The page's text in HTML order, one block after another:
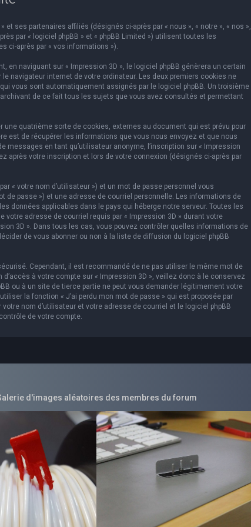
ses partenaires affiliés (désignés ci-après par « nous », « notre », « nos »,
par « logiciel phpBB » et « phpBB Limited ») utilisent toutes les
ci-après par « vos informations »).
naviguant sur « Impression 3D », le logiciel phpBB génèrera un certain
navigateur internet de votre ordinateur. Les deux premiers cookies ne
vous sont automatiquement assignés par le logiciel phpBB. Un troisième
de ce fait tous les sujets que vous avez consultés et permettant
quatrième sorte de cookies, externes au document qui est prévu pour
est de récupérer les informations que vous nous envoyez et que nous
en tant qu’utilisateur anonyme, l’inscription sur « Impression
après votre inscription et lors de votre connexion (désignés ci-après par
« votre nom d’utilisateur ») et un mot de passe personnel vous
de passe ») et une adresse de courriel personnelle. Les informations de
données applicables dans le pays qui héberge notre serveur. Toutes les
votre adresse de courriel requis par « Impression 3D » durant votre
3D ». Dans tous les cas, vous pouvez contrôler quelles informations de
de vous abonner ou non à la liste de diffusion du logiciel phpBB
Cependant, il est recommandé de ne pas utiliser le même mot de
à votre compte sur « Impression 3D », veillez donc à le conservez
ou à un site de tierce partie ne peut vous demander légitimement votre
la fonction « J’ai perdu mon mot de passe » qui est proposée par
nom d’utilisateur et votre adresse de courriel et le logiciel phpBB
de votre compte.
d'images aléatoires des membres du forum